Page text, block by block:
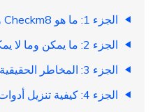
الجزء 1: ما هو Checkm8 وكيف يعمل
الجزء 2: ما يمكن وما لا يمكن لهذه الأدوات فعله
الجزء 3: المخاطر الحقيقية التي يجب أن تفهمها
الجزء 4: كيفية تنزيل أدوات Checkm8 بأمان